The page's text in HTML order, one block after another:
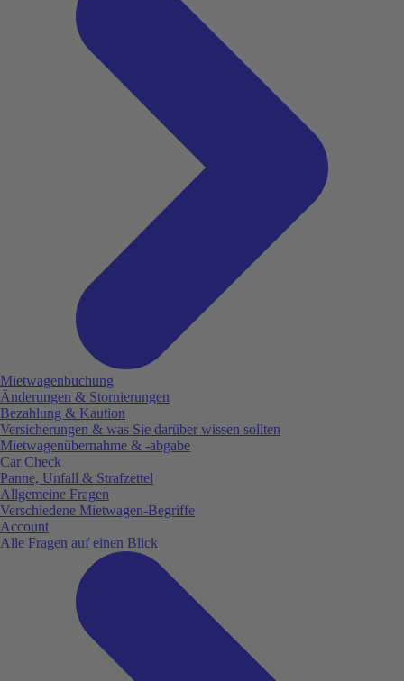
Mietwagenbuchung
Änderungen & Stornierungen
Bezahlung & Kaution
Versicherungen & was Sie darüber wissen sollten
Mietwagenübernahme & -abgabe
Car Check
Panne, Unfall & Strafzettel
Allgemeine Fragen
Verschiedene Mietwagen-Begriffe
Account
Alle Fragen auf einen Blick